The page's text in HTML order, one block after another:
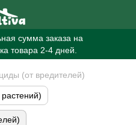
сумма заказа на
товара 2-4 дней.
(от вредителей)